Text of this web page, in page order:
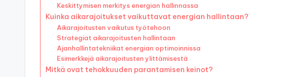
Keskittymisen merkitys energian hallinnassa
Kuinka aikarajoitukset vaikuttavat energian hallintaan?
Aikarajoitusten vaikutus työtehoon
Strategiat aikarajoitusten hallintaan
Ajanhallintatekniikat energian optimoinnissa
Esimerkkejä aikarajoitusten ylittämisestä
Mitkä ovat tehokkuuden parantamisen keinot?